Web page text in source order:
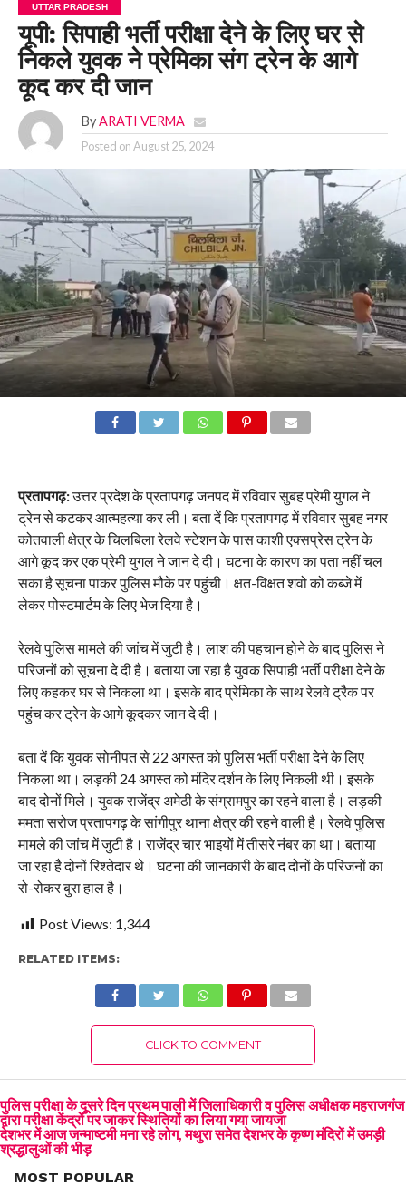
UTTAR PRADESH
यूपी: सिपाही भर्ती परीक्षा देने के लिए घर से
निकले युवक ने प्रेमिका संग ट्रेन के आगे
कूद कर दी जान
By ARATI VERMA
Posted onAugust 25, 2024
प्रतापगढ़:उत्तर प्रदेश के प्रतापगढ़ जनपद में रविवार सुबह प्रेमी युगल ने
ट्रेन से कटकर आत्महत्या कर ली। बता दें कि प्रतापगढ़ में रविवार सुबह नगर
कोतवाली क्षेत्र के चिलबिला रेलवे स्टेशन के पास काशी एक्सप्रेस ट्रेन के
आगे कूद कर एक प्रेमी युगल ने जान दे दी। घटना के कारण का पता नहीं चल
सका है सूचना पाकर पुलिस मौके पर पहुंची। क्षत-विक्षत शवो को कब्जे में
लेकर पोस्टमार्टम के लिए भेज दिया है।
रेलवे पुलिस मामले की जांच में जुटी है। लाश की पहचान होने के बाद पुलिस ने
परिजनों को सूचना दे दी है। बताया जा रहा है युवक सिपाही भर्ती परीक्षा देने के
लिए कहकर घर से निकला था। इसके बाद प्रेमिका के साथ रेलवे ट्रैक पर
पहुंच कर ट्रेन के आगे कूदकर जान दे दी।
बता दें कि युवक सोनीपत से 22 अगस्त को पुलिस भर्ती परीक्षा देने के लिए
निकला था। लड़की 24 अगस्त को मंदिर दर्शन के लिए निकली थी। इसके
बाद दोनों मिले। युवक राजेंद्र अमेठी के संग्रामपुर का रहने वाला है। लड़की
ममता सरोज प्रतापगढ़ के सांगीपुर थाना क्षेत्र की रहने वाली है। रेलवे पुलिस
मामले की जांच में जुटी है। राजेंद्र चार भाइयों में तीसरे नंबर का था। बताया
जा रहा है दोनों रिश्तेदार थे। घटना की जानकारी के बाद दोनों के परिजनों का
रो-रोकर बुरा हाल है।
Post Views: 1,344
RELATED ITEMS:
CLICK TO COMMENT
पुलिस परीक्षा के दूसरे दिन प्रथम पाली में जिलाधिकारी व पुलिस अधीक्षक महराजगंज
द्वारा परीक्षा केंद्रों पर जाकर स्थितियों का लिया गया जायजा
देशभर में आज जन्माष्टमी मना रहे लोग, मथुरा समेत देशभर के कृष्ण मंदिरों में उमड़ी
श्रद्धालुओं की भीड़
MOST POPULAR